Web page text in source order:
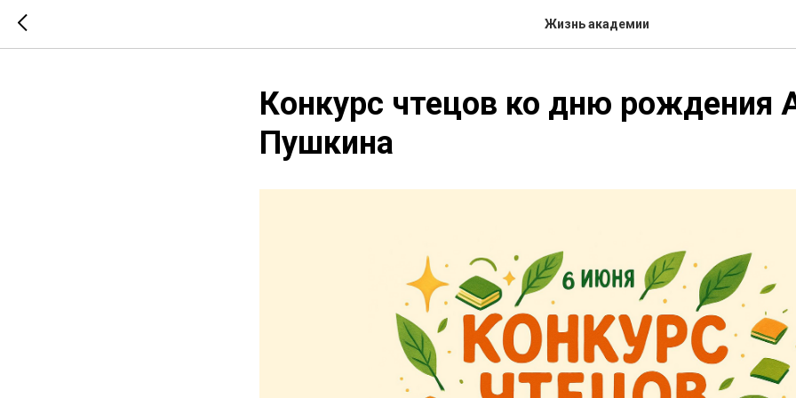
Жизнь академии
Конкурс чтецов ко дню рождения
Пушкина